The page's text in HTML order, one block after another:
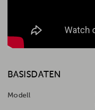
BASISDATEN
Modell